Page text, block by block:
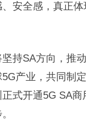
安全感，真正体
持SA方向，推
产业，共同制
式开通5G SA商